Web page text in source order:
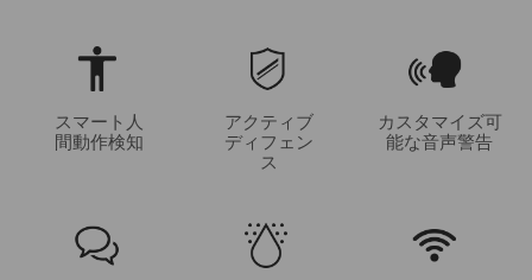
スマート人
間動作検知
アクティブ
ディフェン
ス
カスタマイズ可
能な音声警告